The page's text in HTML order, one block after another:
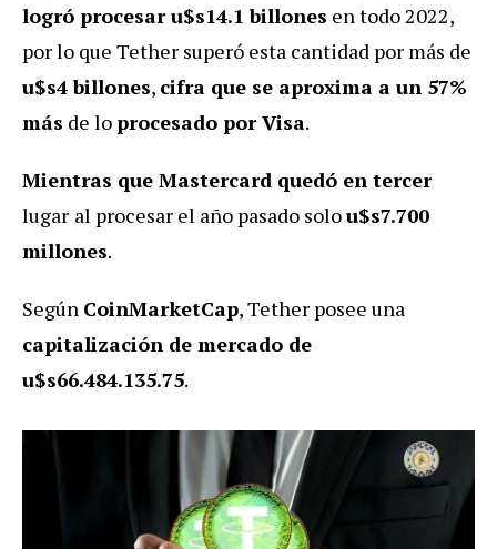
logró procesar u$s14.1 billones en todo 2022,
por lo que Tether superó esta cantidad por más de
u$s4 billones, cifra que se aproxima a un 57%
más de loprocesado por Visa.
Mientras que Mastercard quedó en tercer
lugar al procesar el año pasado solou$s7.700
millones.
Según CoinMarketCap, Tether posee una
capitalización de mercado de
u$s66.484.135.75.